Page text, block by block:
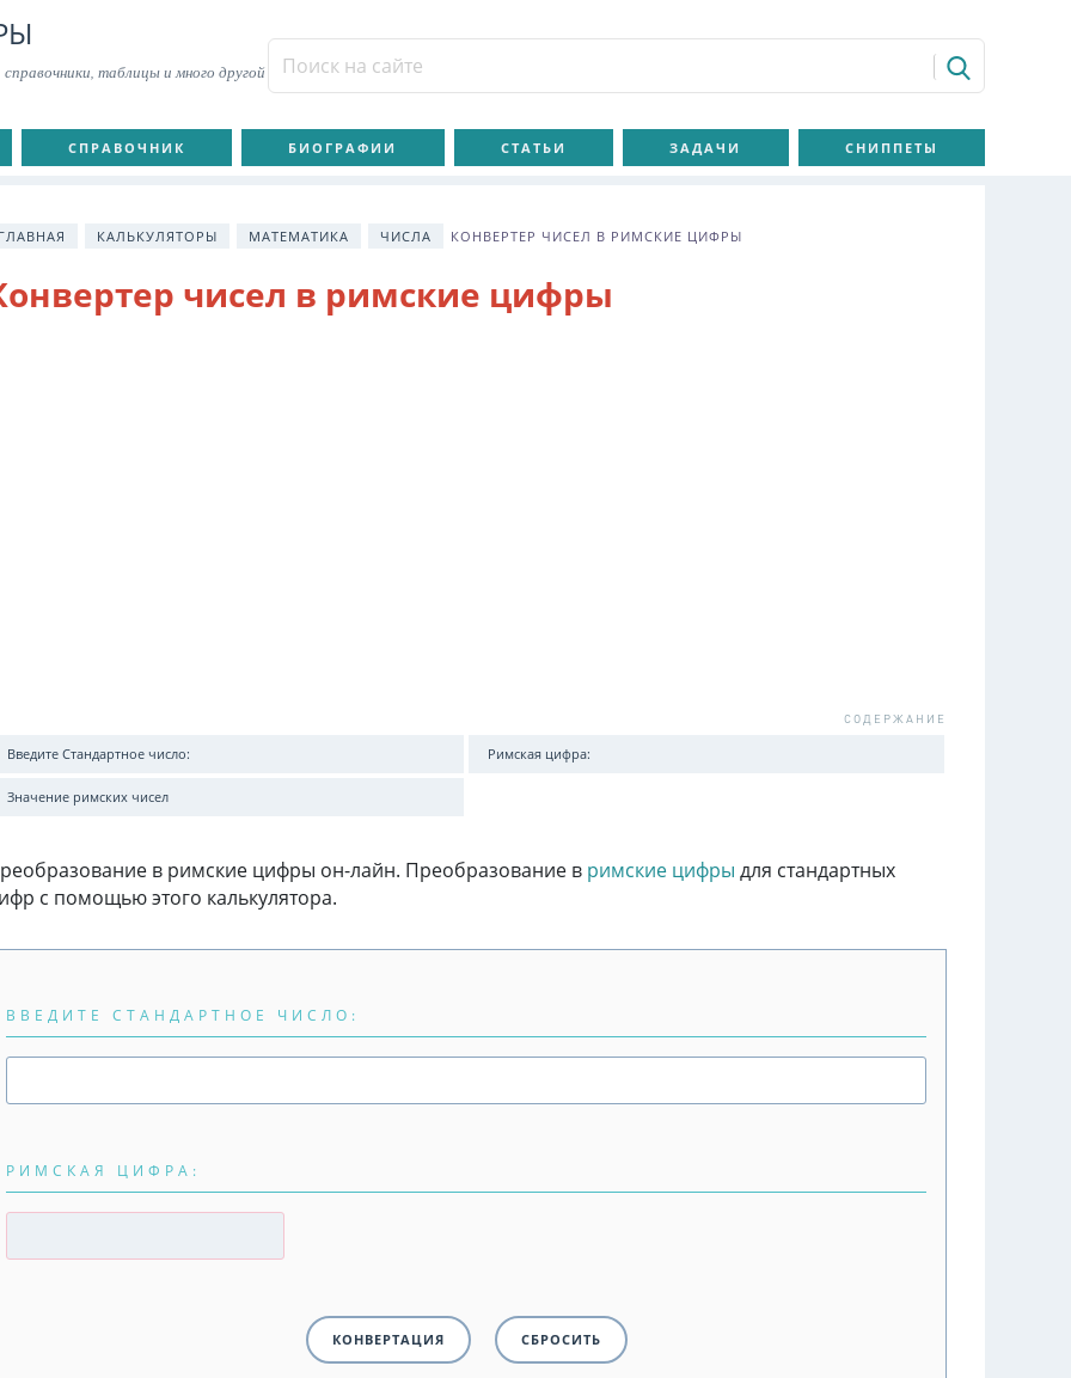
таблицы и много другой
СПРАВОЧНИК БИОГРАФИИ СТАТЬИ ЗАДАЧИ СНИППЕТЫ
КАЛЬКУЛЯТОРЫ МАТЕМАТИКА ЧИСЛА КОНВЕРТЕР ЧИСЕЛ В РИМСКИЕ ЦИФРЫ
чисел в римские цифры
Введите Стандартное число: Римская цифра:
Значение римских чисел
в римские цифры он-лайн. Преобразование в римские цифры для стандартных
с помощью этого калькулятора.
ВВЕДИТЕ СТАНДАРТНОЕ ЧИСЛО:
РИМСКАЯ ЦИФРА: